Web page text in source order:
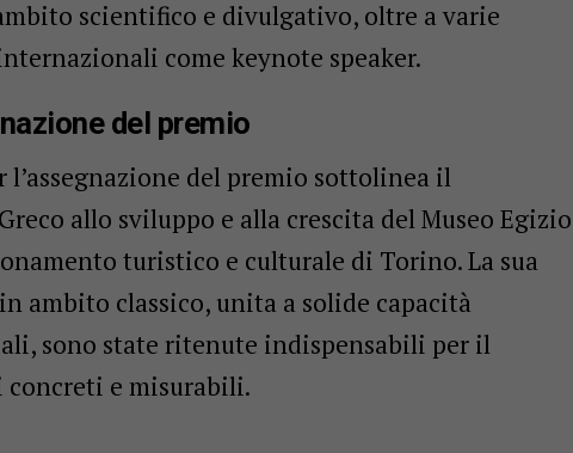
scientifico e divulgativo, oltre a varie
come keynote speaker.
del premio
del premio sottolinea il
allo sviluppo e alla crescita del Museo Egizio
turistico e culturale di Torino. La sua
ambito classico, unita a solide capacità
sono state ritenute indispensabili per il
e misurabili.